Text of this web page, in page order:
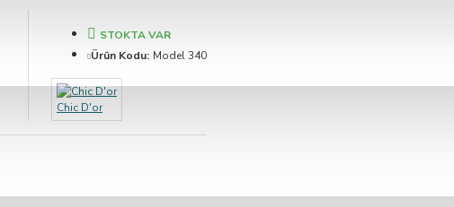
STOKTA VAR
Ürün Kodu: Model 340
Chic D'or